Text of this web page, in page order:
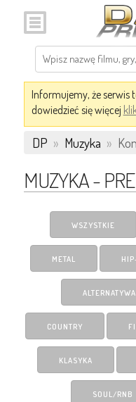
Informujemy, że serwis
dowiedzieć się więcej
DP » Muzyka »
MUZYKA -
WSZYSTKIE
METAL
ALTERNATYWA
COUNTRY
KLASYKA
SOUL/RNB